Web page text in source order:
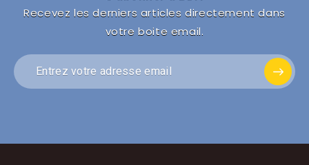
Recevez les derniers articles directement dans
votre boite email.